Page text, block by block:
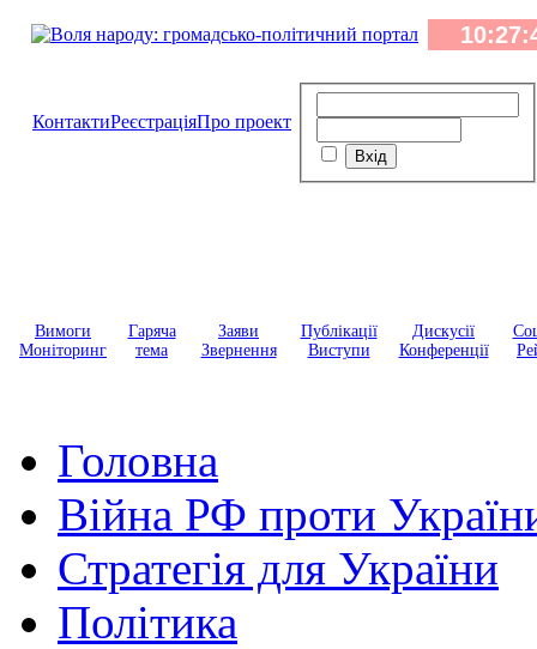
КонтактиРеєстраціяПро проект
Вимоги
Моніторинг
Гаряча
тема
Заяви
Звернення
Публікації
Виступи
Дискусії
Конференції
Головна
Війна РФ проти
Стратегія для України
Політика